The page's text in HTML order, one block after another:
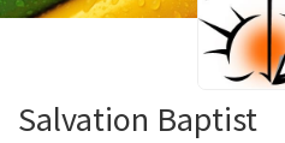
Salvation Baptist